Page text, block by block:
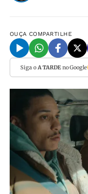
OUÇA COMPARTILHE
Siga o A TARDEno Google